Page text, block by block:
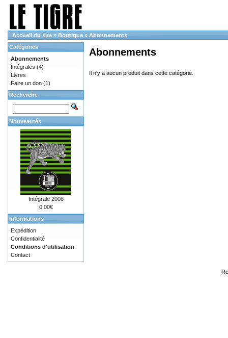
Accueil du site » Boutique » Abonnements
Abonnements
Il n'y a aucun produit dans cette catégorie.
Catégories
Abonnements
Intégrales (4)
Livres
Faire un don (1)
Recherche
Nouveautés
Intégrale 2008
0,00€
Informations
Expédition
Confidentialité
Conditions d'utilisation
Contact